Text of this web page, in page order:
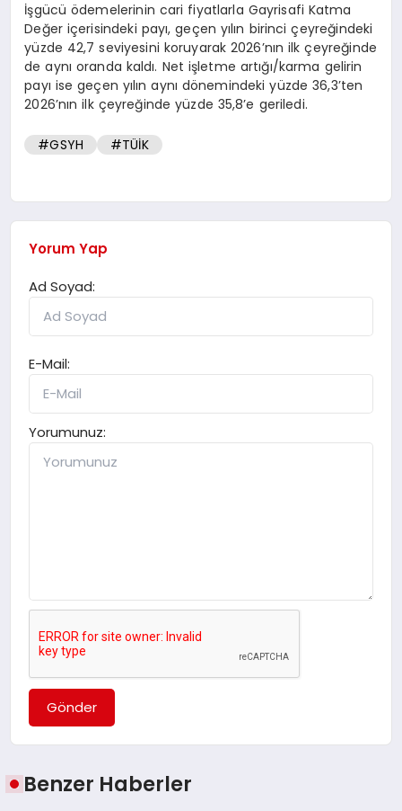
İşgücü ödemelerinin cari fiyatlarla Gayrisafi Katma
Değer içerisindeki payı, geçen yılın birinci çeyreğindeki
yüzde 42,7 seviyesini koruyarak 2026’nın ilk çeyreğinde
de aynı oranda kaldı. Net işletme artığı/karma gelirin
payı ise geçen yılın aynı dönemindeki yüzde 36,3’ten
2026’nın ilk çeyreğinde yüzde 35,8’e geriledi.
#GSYH #TÜİK
Yorum Yap
Ad Soyad:
E-Mail:
Yorumunuz:
Gönder
Benzer Haberler